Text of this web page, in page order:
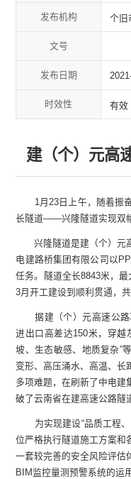
发布机构 个旧
文号
发布日期
时效性 有效
建（个）元高
1月23日上午，随着振奋
长隧道——兴隆隧道实现双
兴隆隧道是建（个）元
电建路桥集团有限公司以
任务。隧道全长8843米，
3月开工建设到顺利贯通，共
据建（个）元高速公路
进出口高差达150米，穿越
坡、生态敏感、地质复杂”
变形、高压涌水、高温、长
多项难题，在刷新了中电建
破了云南省在建高速公路隧
为实现建设“品质工程、
位严格执行隧道施工方案和
一套较完善的安全风险评估
BIM监控量测预警系统的运